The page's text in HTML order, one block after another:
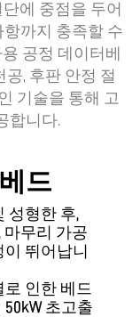
에 중점을 두어
항까지 충족할 수
공정 데이터베
, 후판 안정 절
기술을 통해 고
객에게 최고의 가치를 제공합니다.
드
성형한 후,
마무리 가공
뛰어납니
인한 베드
초고출